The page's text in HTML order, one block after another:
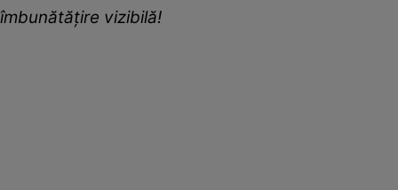
îmbunătățire vizibilă!